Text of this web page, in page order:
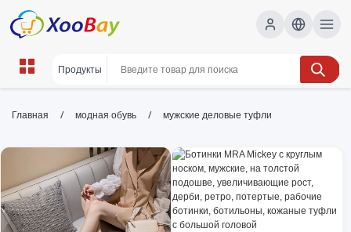
мужские деловые туфли | XOOBAY
мужские деловые туфли, офисная обувь,
классическая мужская обувь, wholesale
мужские деловые туфли, XOOBAY
Качественные мужские деловые туфли для офиса:
Главная / модная обувь / мужские деловые туфли